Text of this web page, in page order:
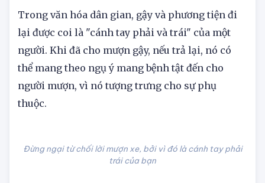
Trong văn hóa dân gian, gậy và phương tiện đi
lại được coi là "cánh tay phải và trái" của một
người. Khi đã cho mượn gậy, nếu trả lại, nó có
thể mang theo ngụ ý mang bệnh tật đến cho
người mượn, vì nó tượng trưng cho sự phụ